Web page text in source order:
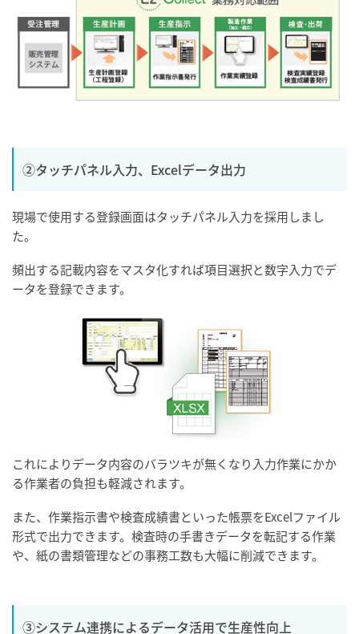
②タッチパネル入力、Excelデータ出力
現場で使用する登録画面はタッチパネル入力を採用しまし
た。
頻出する記載内容をマスタ化すれば項目選択と数字入力でデ
ータを登録できます。
これによりデータ内容のバラツキが無くなり入力作業にかか
る作業者の負担も軽減されます。
また、作業指示書や検査成績書といった帳票をExcelファイル
形式で出力できます。検査時の手書きデータを転記する作業
や、紙の書類管理などの事務工数も大幅に削減できます。
③システム連携によるデータ活用で生産性向上